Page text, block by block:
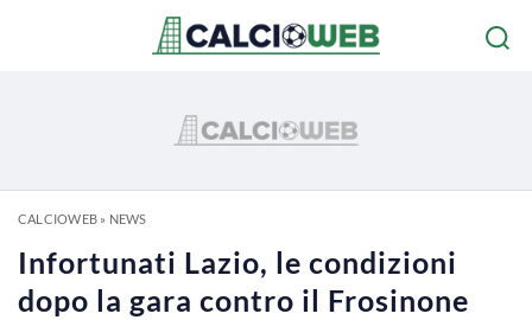
CALCIOWEB» NEWS
Infortunati Lazio, le condizioni
dopo la gara contro il Frosinone